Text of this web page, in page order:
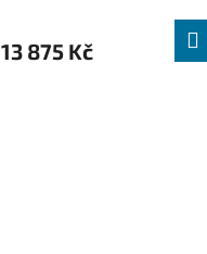
13 875 Kč